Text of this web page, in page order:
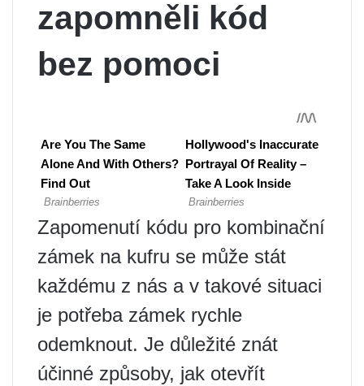
zapomněli kód
bez pomoci
Zapomenutí kódu pro kombinační
zámek na kufru se může stát
každému z nás a v takové situaci
je potřeba zámek rychle
odemknout. Je důležité znát
účinné způsoby, jak otevřít